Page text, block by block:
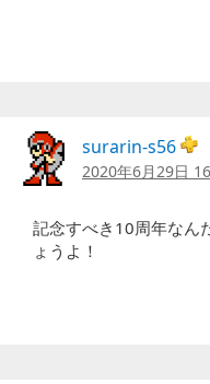
surarin-s56
2020年6月29日
記念すべき10周年なん
ょうよ！